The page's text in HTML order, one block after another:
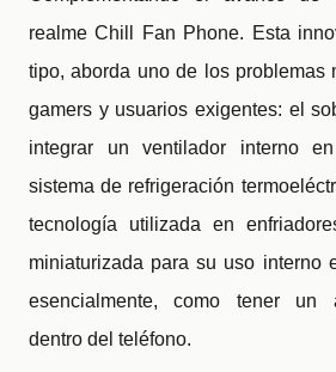
realme Chill Fan Phone. Esta
tipo, aborda uno de los problemas
gamers y usuarios exigentes: el
integrar un ventilador interno
sistema de refrigeración
tecnología utilizada en
miniaturizada para su uso interno
esencialmente, como tener un
dentro del teléfono.